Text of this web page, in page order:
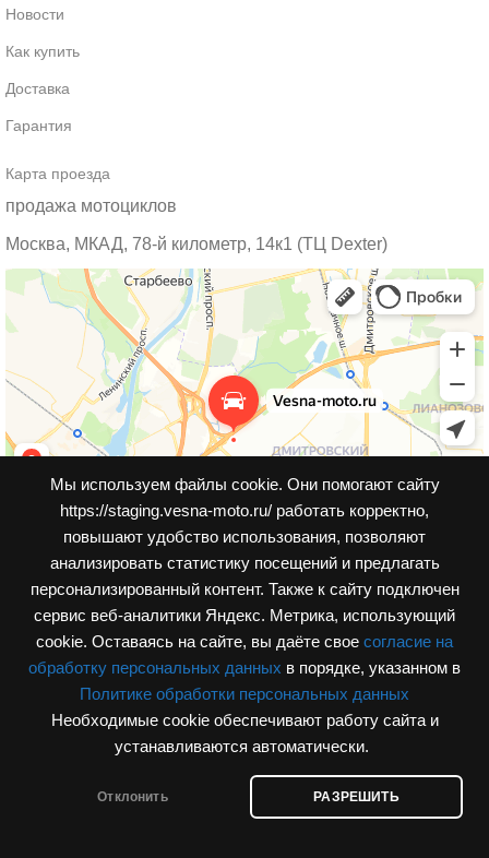
Мы используем файлы cookie. Они помогают сайту
https://staging.vesna-moto.ru/ работать корректно,
повышают удобство использования, позволяют
анализировать статистику посещений и предлагать
персонализированный контент. Также к cайту подключен
сервис веб-аналитики Яндекс. Метрика, использующий
cookie. Оставаясь на сайте, вы даёте свое согласие на
обработку персональных данных в порядке, указанном в
Политике обработки персональных данных
Необходимые cookie обеспечивают работу сайта и
устанавливаются автоматически.
Отклонить РАЗРЕШИТЬ
Новости
Как купить
Доставка
Гарантия
Карта проезда
продажа мотоциклов
Москва, МКАД, 78-й километр, 14к1 (ТЦ Dexter)
Разработка сайта